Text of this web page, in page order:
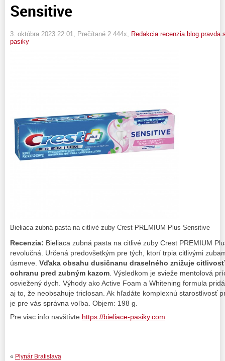
Sensitive
3. októbra 2023 22:01 , Prečítané 2 444x, Redakcia
pasiky
Bieliaca zubná pasta na citlivé zuby Crest PREMIUM Plus Sensitive
Recenzia: Bieliaca zubná pasta na citlivé zuby Crest PREMIUM
revolučná. Určená predovšetkým pre tých, ktorí trpia citlivými
úsmeve. Vďaka obsahu dusičnanu draselného znižuje
ochranu pred zubným kazom . Výsledkom je svieže mentolová
osviežený dych. Výhody ako Active Foam a Whitening formula
aj to, že neobsahuje triclosan. Ak hľadáte komplexnú starostlivosť
je pre vás správna voľba. Objem: 198 g.
Pre viac info navštívte https://bieliace-pasiky.com
« Plynár Bratislava